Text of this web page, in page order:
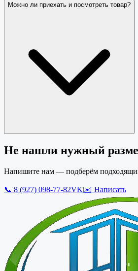
Можно ли приехать и посмотреть товар?
Не нашли нужный
Напишите нам — подберём
📞 8 (927) 098-77-82VK✉️ Написать